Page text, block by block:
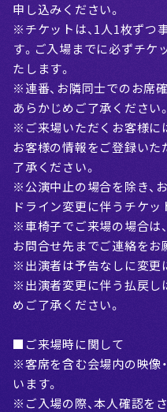
申し込みください。
※チケットは、1人1枚ずつ
す。ご入場までに必ずチケ
たします。
※連番、お隣同士でのお席
あらかじめご了承ください。
※ご来場いただくお客様に
お客様の情報をご登録いた
了承ください。
※公演中止の場合を除き、
ドライン変更に伴うチケッ
※車椅子でご来場の場合は
お問合せ先までご連絡をお
※出演者は予告なしに変更
※出演者変更に伴う払戻し
めご了承ください。
■ご来場時に関して
※客席を含む会場内の映像
います。
※ご入場の際、本人確認を